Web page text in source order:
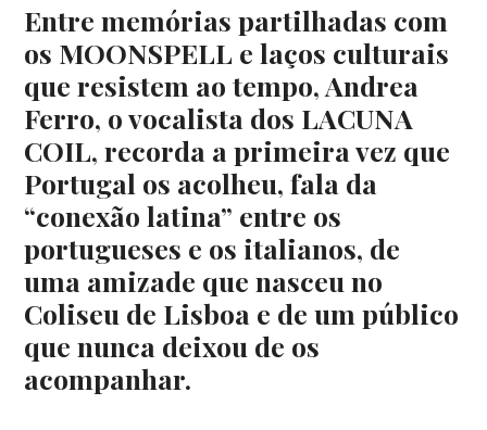
Entre memórias partilhadas com
os MOONSPELL e laços culturais
que resistem ao tempo, Andrea
Ferro, o vocalista dos LACUNA
COIL, recorda a primeira vez que
Portugal os acolheu, fala da
“conexão latina” entre os
portugueses e os italianos, de
uma amizade que nasceu no
Coliseu de Lisboa e de um público
que nunca deixou de os
acompanhar.